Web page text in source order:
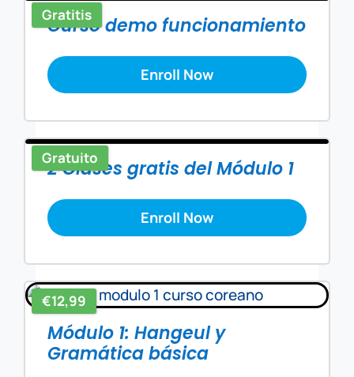
Gratitis
Curso demo funcionamiento
Enroll Now
Gratuito
2 Clases gratis del Módulo 1
Enroll Now
€12,99
Módulo 1: Hangeul y
Gramática básica